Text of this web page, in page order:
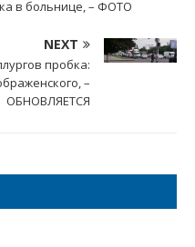
в больнице, – ФОТО
NEXT
пробка:
–
ОБНОВЛЯЕТСЯ